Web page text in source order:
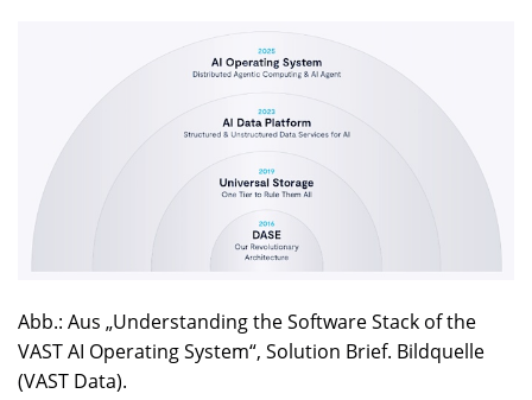
Abb.: Aus „Understanding the Software Stack of the
VAST AI Operating System“, Solution Brief. Bildquelle
(VAST Data).